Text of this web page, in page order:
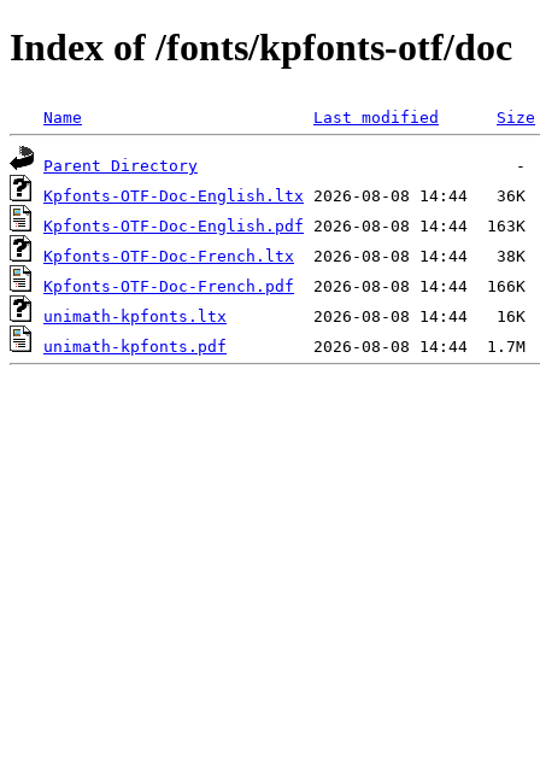
Index of /fonts/kpfonts-otf/doc
Name Last modified Size
Parent Directory
Kpfonts-OTF-Doc-English.ltx
Kpfonts-OTF-Doc-English.pdf
Kpfonts-OTF-Doc-French.ltx
Kpfonts-OTF-Doc-French.pdf
unimath-kpfonts.ltx
unimath-kpfonts.pdf